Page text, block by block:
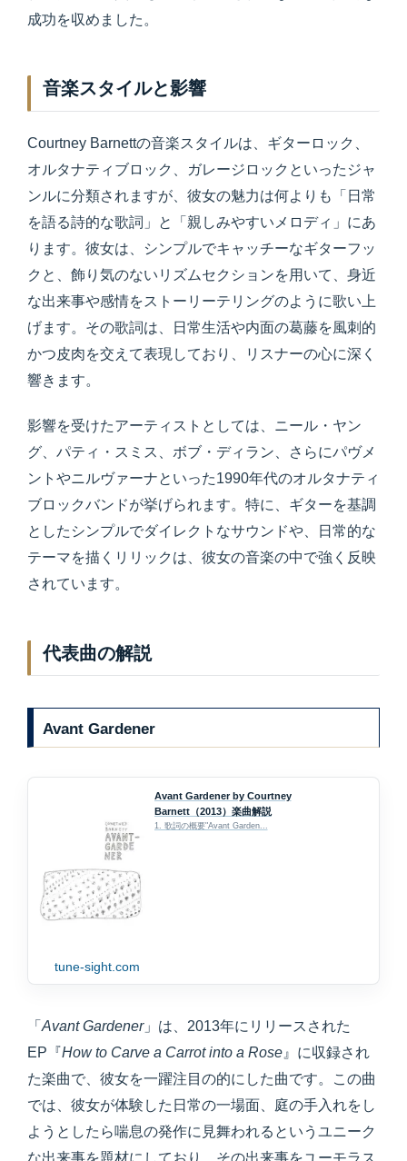
成功を収めました。
音楽スタイルと影響
Courtney Barnettの音楽スタイルは、ギターロック、
オルタナティブロック、ガレージロックといったジャ
ンルに分類されますが、彼女の魅力は何よりも「日常
を語る詩的な歌詞」と「親しみやすいメロディ」にあ
ります。彼女は、シンプルでキャッチーなギターフッ
クと、飾り気のないリズムセクションを用いて、身近
な出来事や感情をストーリーテリングのように歌い上
げます。その歌詞は、日常生活や内面の葛藤を風刺的
かつ皮肉を交えて表現しており、リスナーの心に深く
響きます。
影響を受けたアーティストとしては、ニール・ヤン
グ、パティ・スミス、ボブ・ディラン、さらにパヴメ
ントやニルヴァーナといった1990年代のオルタナティ
ブロックバンドが挙げられます。特に、ギターを基調
としたシンプルでダイレクトなサウンドや、日常的な
テーマを描くリリックは、彼女の音楽の中で強く反映
されています。
代表曲の解説
Avant Gardener
Avant Gardener by Courtney
Barnett（2013）楽曲解説
1. 歌詞の概要"Avant Garden...
tune-sight.com
「 Avant Gardener」は、2013年にリリースされた
EP『How to Carve a Carrot into a Rose 』に収録され
た楽曲で、彼女を一躍注目の的にした曲です。この曲
では、彼女が体験した日常の一場面、庭の手入れをし
ようとしたら喘息の発作に見舞われるというユニーク
な出来事を題材にしており、その出来事をユーモラス